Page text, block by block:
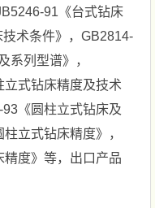
91《台式钻床
术条件》，GB2814-
系列型谱》，
式钻床精度及技术
《圆柱立式钻床及
立式钻床精度》，
度》等，出口产品